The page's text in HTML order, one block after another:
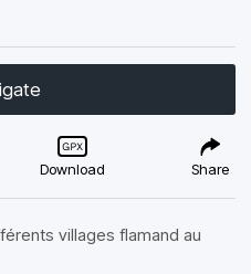
Download Share
villages flamand au